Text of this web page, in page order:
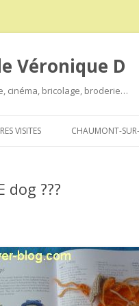
Véronique D
cinéma, bricolage, broderie…
VISITES CHAUMONT-
dog ???